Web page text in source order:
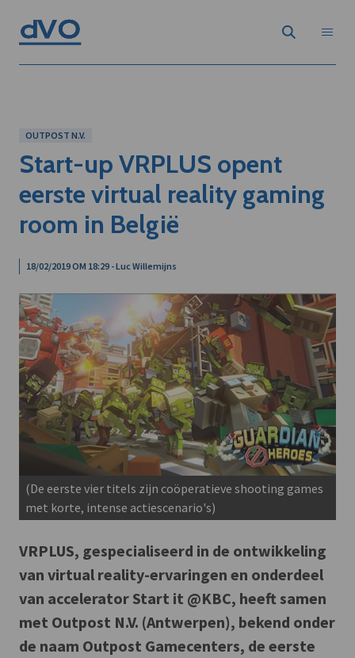
OUTPOST N.V.
Start-up VRPLUS opent
eerste virtual reality gaming
room in België
18/02/2019 OM 18:29 - Luc Willemijns
(De eerste vier titels zijn coöperatieve shooting games
met korte, intense actiescenario's)
VRPLUS, gespecialiseerd in de ontwikkeling
van virtual reality-ervaringen en onderdeel
van accelerator Start it @KBC, heeft samen
met Outpost N.V. (Antwerpen), bekend onder
de naam Outpost Gamecenters, de eerste